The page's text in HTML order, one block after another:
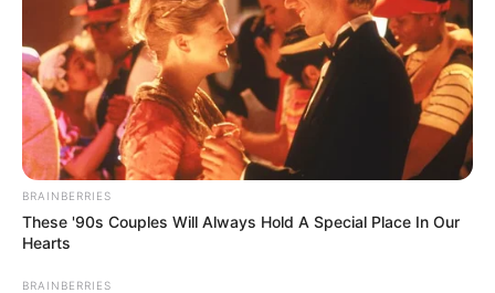
BRAINBERRIES
These '90s Couples Will Always Hold A Special Place In Our
Hearts
BRAINBERRIES